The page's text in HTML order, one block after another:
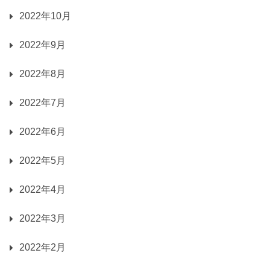
2022年10月
2022年9月
2022年8月
2022年7月
2022年6月
2022年5月
2022年4月
2022年3月
2022年2月